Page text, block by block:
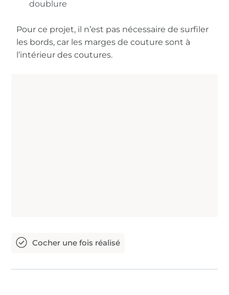
doublure
Pour ce projet, il n’est pas nécessaire de surfiler
les bords, car les marges de couture sont à
l’intérieur des coutures.